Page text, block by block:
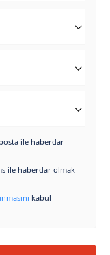
ile haberdar
ile haberdar olmak
kabul